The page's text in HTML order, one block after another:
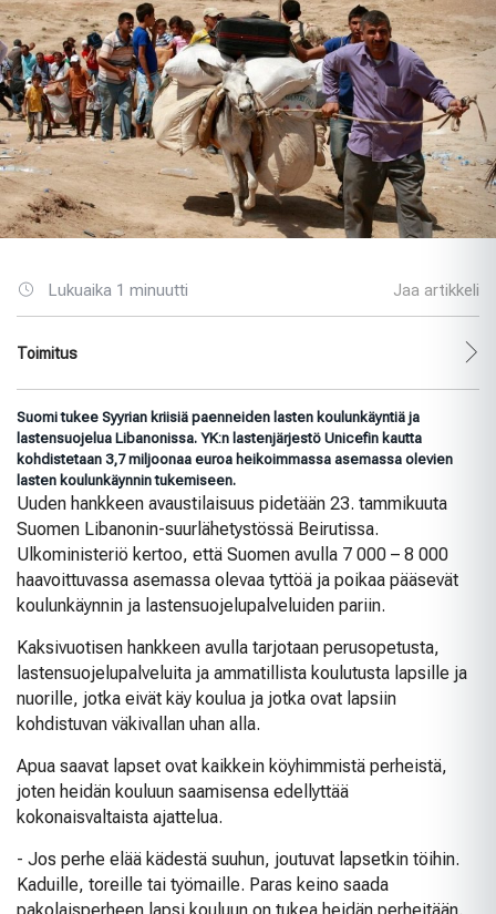
Lukuaika 1 minuutti Jaa artikkeli
Toimitus
Suomi tukee Syyrian kriisiä paenneiden lasten koulunkäyntiä ja
lastensuojelua Libanonissa. YK:n lastenjärjestö Unicefin kautta
kohdistetaan 3,7 miljoonaa euroa heikoimmassa asemassa olevien
lasten koulunkäynnin tukemiseen.
Uuden hankkeen avaustilaisuus pidetään 23. tammikuuta
Suomen Libanonin-suurlähetystössä Beirutissa.
Ulkoministeriö kertoo, että Suomen avulla 7 000 – 8 000
haavoittuvassa asemassa olevaa tyttöä ja poikaa pääsevät
koulunkäynnin ja lastensuojelupalveluiden pariin.
Kaksivuotisen hankkeen avulla tarjotaan perusopetusta,
lastensuojelupalveluita ja ammatillista koulutusta lapsille ja
nuorille, jotka eivät käy koulua ja jotka ovat lapsiin
kohdistuvan väkivallan uhan alla.
Apua saavat lapset ovat kaikkein köyhimmistä perheistä,
joten heidän kouluun saamisensa edellyttää
kokonaisvaltaista ajattelua.
- Jos perhe elää kädestä suuhun, joutuvat lapsetkin töihin.
Kaduille, toreille tai työmaille. Paras keino saada